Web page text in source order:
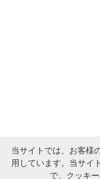
当サイトでは、お客様
用しています。当サイ
で、クッキ